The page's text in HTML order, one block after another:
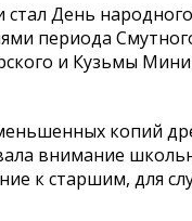
стал День
периода
и Кузьмы
копий
внимание
к старшим, для